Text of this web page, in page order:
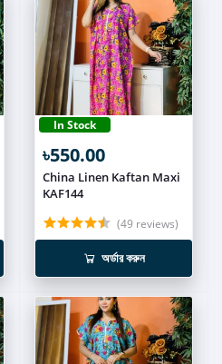
In Stock
৳550.00
China Linen Kaftan Maxi
KAF144
(49 reviews)
অর্ডার করুন